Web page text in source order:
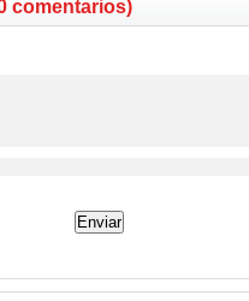
comentarios)